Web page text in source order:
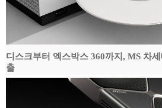
디스크부터 엑스박스 360까지, MS 차
출